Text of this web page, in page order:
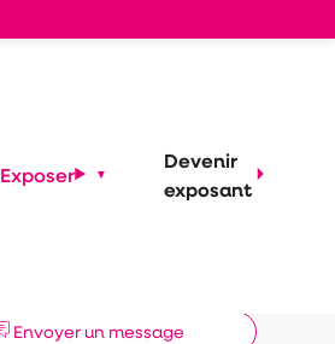
Envoyer un message
Exposer
Devenir
exposant